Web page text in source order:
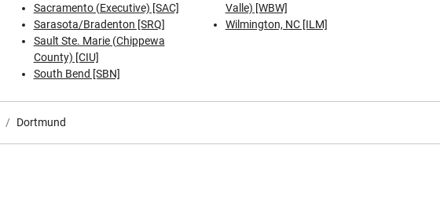
Sacramento (Executive) [SAC]
Sarasota/Bradenton [SRQ]
Sault Ste. Marie (Chippewa
County) [CIU]
South Bend [SBN]
Valle) [WBW]
Wilmington, NC [ILM]
Dortmund